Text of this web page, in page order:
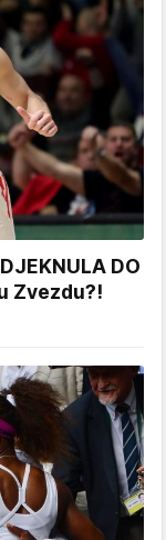
DO
Zvezdu?!